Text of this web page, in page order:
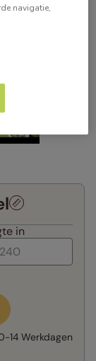
in
14 Werkdagen
navigatie,